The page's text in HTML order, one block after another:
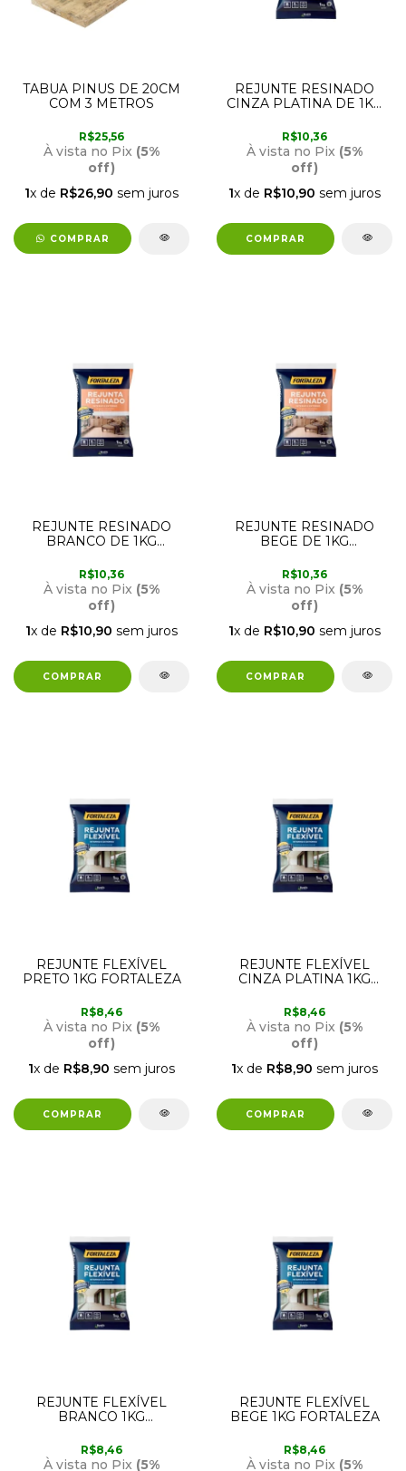
TABUA PINUS DE 20CM
COM 3 METROS
R$25,56
À vista no Pix (5%
off)
1x de R$26,90 sem juros
COMPRAR
REJUNTE RESINADO
CINZA PLATINA DE 1KG
R$10,36
À vista no Pix (5%
off)
1x de R$10,90 sem juros
REJUNTE RESINADO
BRANCO DE 1KG
R$10,36
À vista no Pix (5%
off)
1x de R$10,90 sem juros
REJUNTE RESINADO
BEGE DE 1KG
R$10,36
À vista no Pix (5%
off)
1x de R$10,90 sem juros
REJUNTE FLEXÍVEL
PRETO 1KG FORTALEZA
R$8,46
À vista no Pix (5%
off)
1x de R$8,90 sem juros
REJUNTE FLEXÍVEL
CINZA PLATINA 1KG
R$8,46
À vista no Pix (5%
off)
1x de R$8,90 sem juros
REJUNTE FLEXÍVEL
BRANCO 1KG
R$8,46
À vista no Pix (5%
REJUNTE FLEXÍVEL
BEGE 1KG FORTALEZA
R$8,46
À vista no Pix (5%